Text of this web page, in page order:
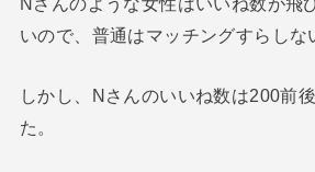
いので、普通はマッチングすらしな
しかし、Nさんのいいね数は200前
た。